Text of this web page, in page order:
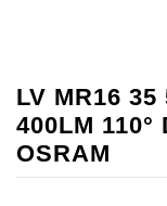
LV MR16 35
400LM
OSRAM